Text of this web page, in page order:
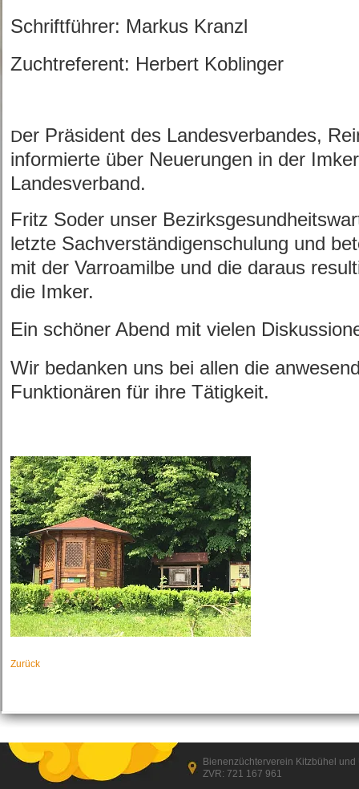
Schriftführer: Markus Kranzl
Zuchtreferent: Herbert Koblinger
Der Präsident des Landesverbandes,
informierte über Neuerungen in der
Landesverband.
Fritz Soder unser
letzte Sachverständigenschulung und
mit der Varroamilbe und die daraus
die Imker.
Ein schöner Abend mit vielen
Wir bedanken uns bei allen die
Funktionären für ihre Tätigkeit.
Zurück
Bienenzüchterverein Kitzbühel und
ZVR: 721 167 961